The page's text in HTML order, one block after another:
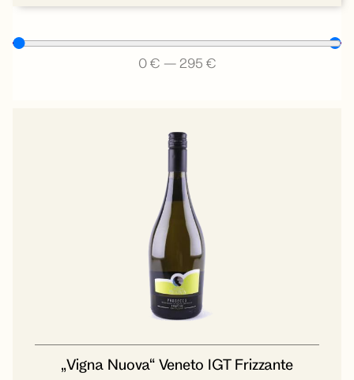
0 € — 295 €
„Vigna Nuova“ Veneto IGT Frizzante